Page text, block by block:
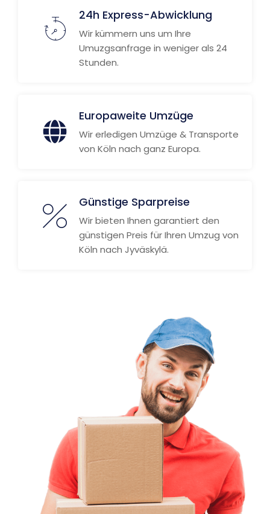
24h Express-Abwicklung
Wir kümmern uns um Ihre
Umuzgsanfrage in weniger als 24
Stunden.
Europaweite Umzüge
Wir erledigen Umzüge & Transporte
von Köln nach ganz Europa.
Günstige Sparpreise
Wir bieten Ihnen garantiert den
günstigen Preis für Ihren Umzug von
Köln nach Jyväskylä.